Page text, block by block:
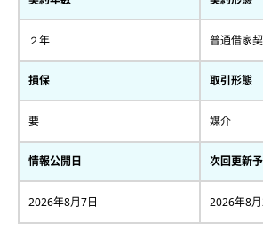
２年 普通借家
損保
要
取引形態
媒介
情報公開日
2026年8月7日
次回更新
2026年8